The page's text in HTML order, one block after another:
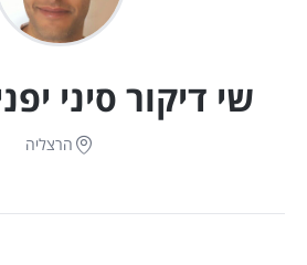
שי דיקור סיני
הרצליה